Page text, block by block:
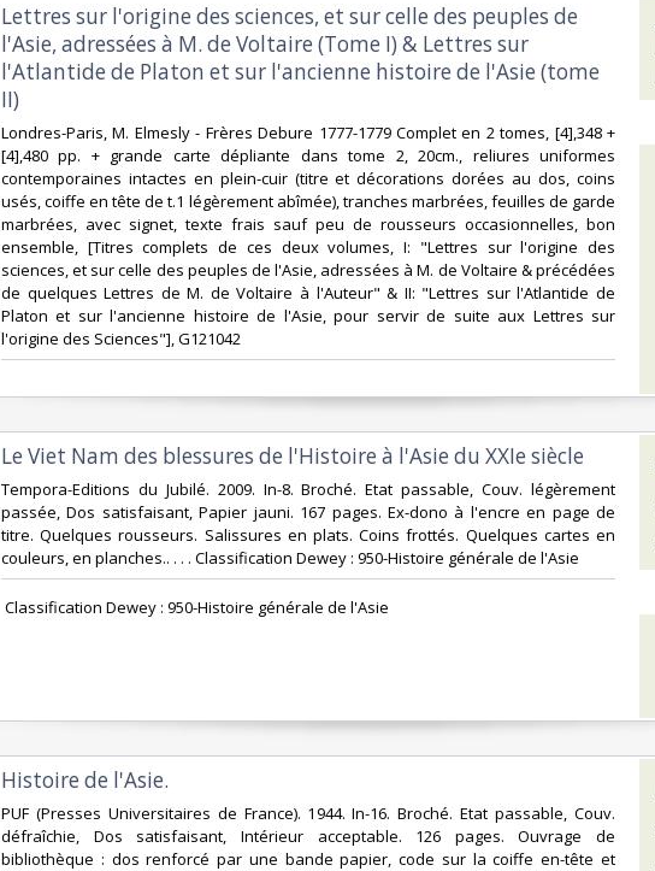
‎Lettres sur l'origine des sciences, et sur celle des peuples de
l'Asie, adressées à M. de Voltaire (Tome I) & Lettres sur
l'Atlantide de Platon et sur l'ancienne histoire de l'Asie (tome
II)‎
‎Londres-Paris, M. Elmesly - Frères Debure 1777-1779 Complet en 2 tomes, [4],348 +
[4],480 pp. + grande carte dépliante dans tome 2, 20cm., reliures uniformes
contemporaines intactes en plein-cuir (titre et décorations dorées au dos, coins
usés, coiffe en tête de t.1 légèrement abîmée), tranches marbrées, feuilles de garde
marbrées, avec signet, texte frais sauf peu de rousseurs occasionnelles, bon
ensemble, [Titres complets de ces deux volumes, I: "Lettres sur l'origine des
sciences, et sur celle des peuples de l'Asie, adressées à M. de Voltaire & précédées
de quelques Lettres de M. de Voltaire à l'Auteur" & II: "Lettres sur l'Atlantide de
Platon et sur l'ancienne histoire de l'Asie, pour servir de suite aux Lettres sur
l'origine des Sciences"], G121042‎
‎Le Viet Nam des blessures de l'Histoire à l'Asie du XXIe siècle‎
‎Tempora-Editions du Jubilé. 2009. In-8. Broché. Etat passable, Couv. légèrement
passée, Dos satisfaisant, Papier jauni. 167 pages. Ex-dono à l'encre en page de
titre. Quelques rousseurs. Salissures en plats. Coins frottés. Quelques cartes en
couleurs, en planches.. . . . Classification Dewey : 950-Histoire générale de l'Asie‎
‎ Classification Dewey : 950-Histoire générale de l'Asie‎
‎Histoire de l'Asie.‎
‎PUF (Presses Universitaires de France). 1944. In-16. Broché. Etat passable, Couv.
défraîchie, Dos satisfaisant, Intérieur acceptable. 126 pages. Ouvrage de
bibliothèque : dos renforcé par une bande papier, code sur la coiffe en-tête et